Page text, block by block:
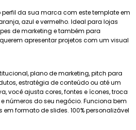
perfil da sua marca com este template em
azul e vermelho. Ideal para lojas
de marketing e também para
apresentar projetos com um visual
plano de marketing, pitch para
estratégia de conteúdo ou até um
você ajusta cores, fontes e ícones, troca
números do seu negócio. Funciona bem
em formato de slides. 100% personalizável